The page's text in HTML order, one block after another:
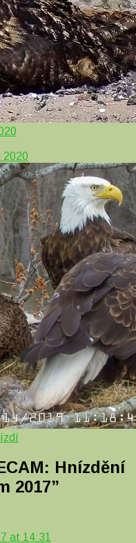
2020
Hnízdění
2017”
at 14:31